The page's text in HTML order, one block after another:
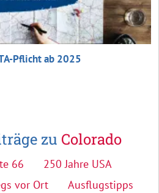
Pflicht ab 2025
zu Colorado
66
250 Jahre USA
vor Ort
Ausflugstipps